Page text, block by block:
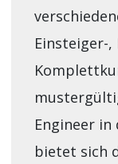
Einsteiger-
Engineer
bietet sich